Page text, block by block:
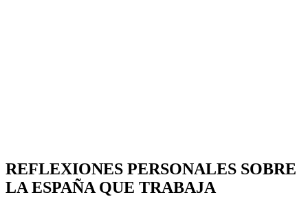
REFLEXIONES PERSONALES SOBRE
LA ESPAÑA QUE TRABAJA